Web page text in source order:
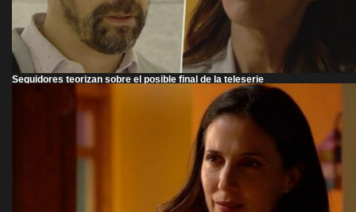
Seguidores teorizan sobre el posible final de la teleserie